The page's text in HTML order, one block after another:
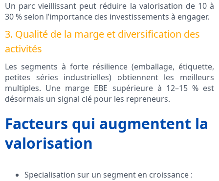
Un parc vieillissant peut réduire la valorisation de 10 à
30 % selon l’importance des investissements à engager.
3. Qualité de la marge et diversification des
activités
Les segments à forte résilience (emballage, étiquette,
petites séries industrielles) obtiennent les meilleurs
multiples. Une marge EBE supérieure à 12–15 % est
désormais un signal clé pour les repreneurs.
Facteurs qui augmentent la
valorisation
Specialisation sur un segment en croissance :